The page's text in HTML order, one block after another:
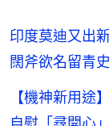
印度莫迪又出
闊斧欲名留青史
【機神新用